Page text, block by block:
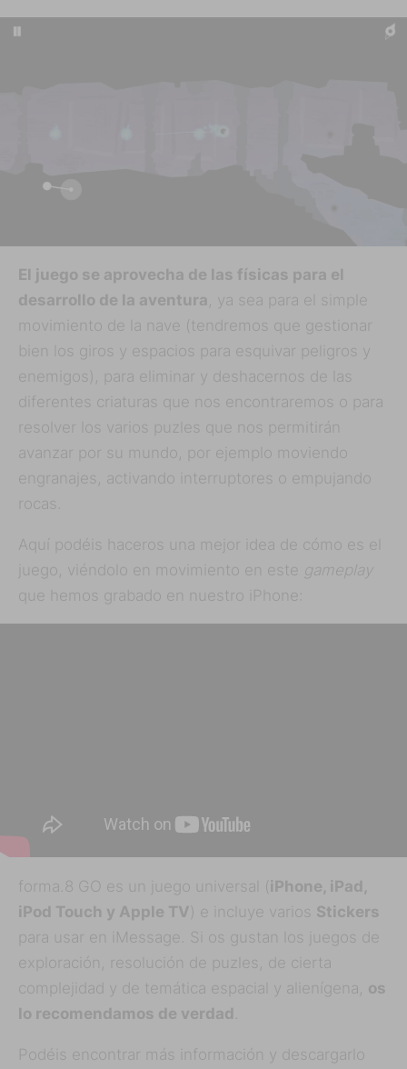
El juego se aprovecha de las físicas para el
desarrollo de la aventura , ya sea para el simple
movimiento de la nave (tendremos que gestionar
bien los giros y espacios para esquivar peligros y
enemigos), para eliminar y deshacernos de las
diferentes criaturas que nos encontraremos o para
resolver los varios puzles que nos permitirán
avanzar por su mundo, por ejemplo moviendo
engranajes, activando interruptores o empujando
rocas.
Aquí podéis haceros una mejor idea de cómo es el
juego, viéndolo en movimiento en este gameplay
que hemos grabado en nuestro iPhone:
forma.8 GO es un juego universal ( iPhone, iPad,
iPod Touch y Apple TV) e incluye varios Stickers
para usar en iMessage. Si os gustan los juegos de
exploración, resolución de puzles, de cierta
complejidad y de temática espacial y alienígena, os
lo recomendamos de verdad
Podéis encontrar más información y descargarlo